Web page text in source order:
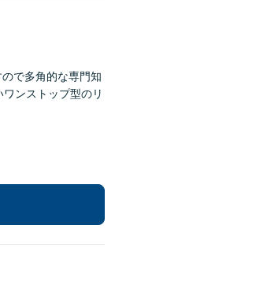
で多角的な専門知
ンストップ型のリ